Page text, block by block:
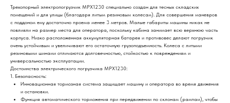
Трехопорный электропогрузчик МРХ1230 специально создан для тесных складских
помещений и для улицы (благодаря литым резиновым колесам). Для совершения маневров
с поддоном ему достаточно проема менее 3 метров. Малые габариты машины никак не
повлияли на размер места для оператора, поскольку кабина занимает всю верхнюю часть
корпуса. Низко расположенная аккумуляторная батарея и противовес делают погрузчик
очень устойчивым и увеличивают его остаточную грузоподъемность. Колеса с литыми
резиновыми шинами отличаются долговечностью, стойкостью к повреждениям и
универсальностью эксплуатации.
Достоинства электрического погрузчика МРХ1230:
1. Безопасность:
Инновационная тормозная система защищает машину и оператора во время движения
и остановки.
Функция автоматического торможения при передвижении по склонам (рампам), чтобы